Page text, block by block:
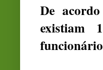
De
existiam